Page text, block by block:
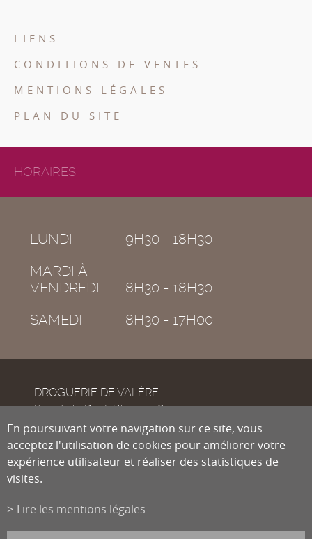
LIENS
CONDITIONS DE VENTES
MENTIONS LÉGALES
PLAN DU SITE
HORAIRES
LUNDI
9H30 - 18H30
MARDI À
VENDREDI
8H30 - 18H30
SAMEDI
8H30 - 17H00
DROGUERIE DE VALÈRE
Rue de la Dent-Blanche 8
CH-1950
Sion
Tél.
info@droguiste.net
En poursuivant votre navigation sur ce site, vous
acceptez l'utilisation de cookies pour améliorer votre
expérience utilisateur et réaliser des statistiques de
visites.
Lire les mentions légales